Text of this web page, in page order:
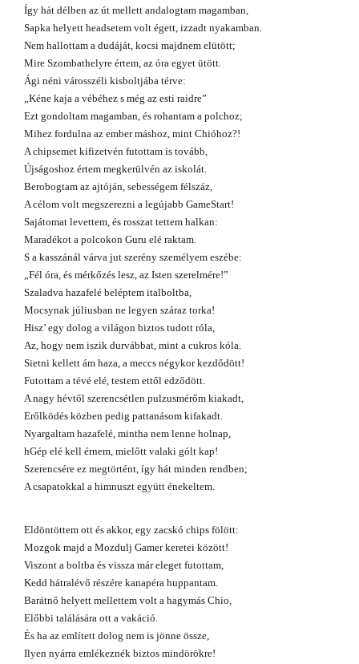
Így hát délben az út mellett andalogtam magamban,
Sapka helyett headsetem volt égett, izzadt nyakamban.
Nem hallottam a dudáját, kocsi majdnem elütött;
Mire Szombathelyre értem, az óra egyet ütött.
Ági néni városszéli kisboltjába térve:
„Kéne kaja a vébéhez s még az esti raidre”
Ezt gondoltam magamban, és rohantam a polchoz;
Mihez fordulna az ember máshoz, mint Chióhoz?!
A chipsemet kifizetvén futottam is tovább,
Újságoshoz értem megkerülvén az iskolát.
Berobogtam az ajtóján, sebességem félszáz,
A célom volt megszerezni a legújabb GameStart!
Sajátomat levettem, és rosszat tettem halkan:
Maradékot a polcokon Guru elé raktam.
S a kasszánál várva jut szerény személyem eszébe:
„Fél óra, és mérkőzés lesz, az Isten szerelmére!”
Szaladva hazafelé beléptem italboltba,
Mocsynak júliusban ne legyen száraz torka!
Hisz’ egy dolog a világon biztos tudott róla,
Az, hogy nem iszik durvábbat, mint a cukros kóla.
Sietni kellett ám haza, a meccs négykor kezdődött!
Futottam a tévé elé, testem ettől edződött.
A nagy hévtől szerencsétlen pulzusmérőm kiakadt,
Erőlködés közben pedig pattanásom kifakadt.
Nyargaltam hazafelé, mintha nem lenne holnap,
hGép elé kell érnem, mielőtt valaki gólt kap!
Szerencsére ez megtörtént, így hát minden rendben;
A csapatokkal a himnuszt együtt énekeltem.
Eldöntöttem ott és akkor, egy zacskó chips fölött:
Mozgok majd a Mozdulj Gamer keretei között!
Viszont a boltba és vissza már eleget futottam,
Kedd hátralévő részére kanapéra huppantam.
Barátnő helyett mellettem volt a hagymás Chio,
Előbbi találására ott a vakáció.
És ha az említett dolog nem is jönne össze,
Ilyen nyárra emlékeznék biztos mindörökre!